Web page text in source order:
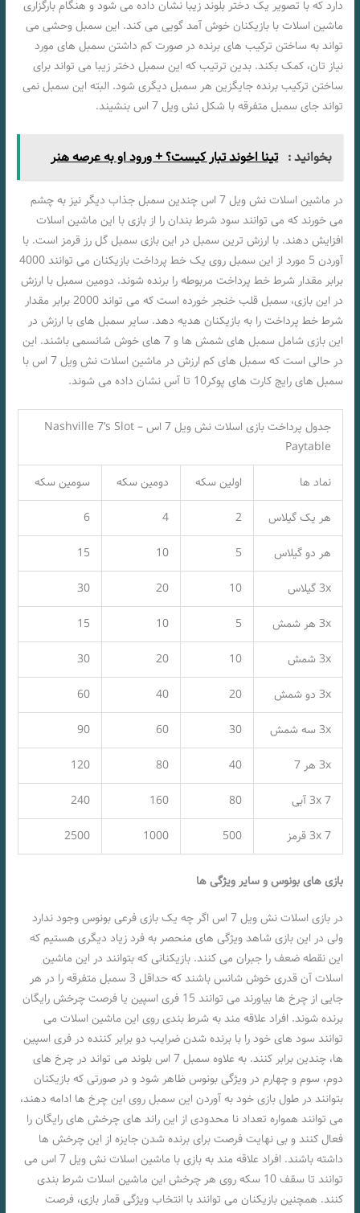
دارد که با تصویر یک دختر بلوند زیبا نشان داده می شود و هنگام بارگزاری
ماشین اسلات با بازیکنان خوش آمد گویی می کند. این سمبل وحشی می
تواند به ساختن ترکیب های برنده در صورت کم داشتن سمبل های مورد
نیاز تان، کمک بکند. بدین ترتیب که این سمبل دختر زیبا می تواند برای
ساختن ترکیب برنده جایگزین هر سمبل دیگری شود. البته این سمبل نمی
تواند جای سمبل متفرقه با شکل نش ویل 7 اس بنشیند.
بخوانید : تینا اخوند تبار کیست؟ + ورود او به عرصه هنر
در ماشین اسلات نش ویل 7 اس چندین سمبل جذاب دیگر نیز به چشم
می خورند که می توانند سود شرط بندان را از بازی با این ماشین اسلات
افزایش دهند. با ارزش ترین سمبل در این بازی سمبل گل رز قرمز است. با
آوردن 5 مورد از این سمبل روی یک خط پرداخت بازیکنان می توانند 4000
برابر مقدار شرط خط پرداخت مربوطه را برنده شوند. دومین سمبل با ارزش
در این بازی، سمبل قلب خنجر خورده است که می تواند 2000 برابر مقدار
شرط خط پرداخت را به بازیکنان هدیه دهد. سایر سمبل های با ارزش در
این بازی شامل سمبل های شمش ها و 7 های خوش شانسمی باشند. این
در حالی است که سمبل های کم ارزش در ماشین اسلات نش ویل 7 اس با
سمبل های رایج کارت های پوکر10 تا آس نشان داده می شوند.
جدول پرداخت بازی اسلات نش ویل 7 اس – Nashville 7’s Slot
Paytable
نماد ها اولین سکه دومین سکه سومین سکه
هر یک گیلاس 2
4
6
هر دو گیلاس 5
10
15
3x گیلاس 10
20
30
3x هر شمش 5
10
15
3x شمش 10
20
30
3x دو شمش 20
40
60
3x سه شمش 30
60
90
3x هر 7 40
80
120
3x 7 آبی 80
160
240
3x 7 قرمز 500
1000
2500
بازی های بونوس و سایر ویژگی ها
در بازی اسلات نش ویل 7 اس اگر چه یک بازی فرعی بونوس وجود ندارد
ولی در این بازی شاهد ویژگی های منحصر به فرد زیاد دیگری هستیم که
این نقطه ضعف را جبران می کنند. بازیکنانی که بتوانند در این ماشین
اسلات آن قدری خوش شانس باشند که حداقل 3 سمبل متفرقه را در هر
جایی از چرخ ها بیاورند می توانند 15 فری اسپین یا فرصت چرخش رایگان
برنده شوند. افراد علاقه مند به شرط بندی روی این ماشین اسلات می
توانند سود های خود را با برنده شدن ضرایب دو برابر کننده در فری اسپین
ها، چندین برابر کنند. به علاوه سمبل 7 اس بلوند می تواند در چرخ های
دوم، سوم و چهارم در ویژگی بونوس ظاهر شود و در صورتی که بازیکنان
بتوانند در طول بازی خود به آوردن این سمبل روی این چرخ ها ادامه دهند،
می توانند همواره تعداد نا محدودی از این راند های چرخش های رایگان را
فعال کنند و بی نهایت فرصت برای برنده شدن جایزه از این چرخش ها
داشته باشند. افراد علاقه مند به بازی با ماشین اسلات نش ویل 7 اس می
توانند تا سقف 10 سکه روی هر چرخش این ماشین اسلات شرط بندی
کنند. همچنین بازیکنان می توانند با انتخاب ویژگی قمار بازی، فرصت